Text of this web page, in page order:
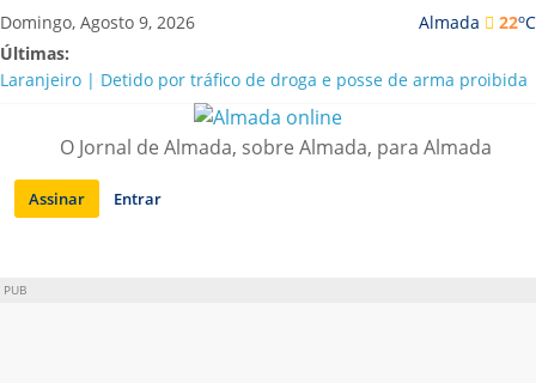
Saltar
para
conteúdo
Almada 22oC
Domingo, Agosto 9, 2026
Últimas:
Laranjeiro | Detido por tráfico de droga e posse de arma proibida
A “crise” da água em Almada: ilações e ensinamentos necessários
Costa da Caparica | Polícia Marítima e ASAE detectam
irregularidades em habitações e restaurantes
APA diz que falta de água em Almada “foi um problema de má
O Jornal de Almada, sobre Almada, para Almada
Assinar Entrar
PUB